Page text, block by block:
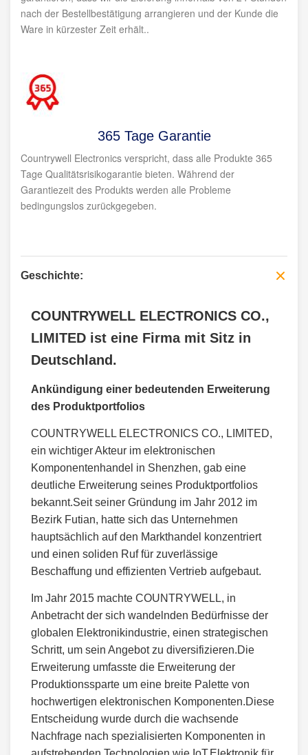
nach der Bestellbestätigung arrangieren und der Kunde die
Ware in kürzester Zeit erhält..
365 Tage Garantie
Countrywell Electronics verspricht, dass alle Produkte 365
Tage Qualitätsrisikogarantie bieten. Während der
Garantiezeit des Produkts werden alle Probleme
bedingungslos zurückgegeben.
Geschichte:
COUNTRYWELL ELECTRONICS CO.,
LIMITED ist eine Firma mit Sitz in
Deutschland.
Ankündigung einer bedeutenden Erweiterung
des Produktportfolios
COUNTRYWELL ELECTRONICS CO., LIMITED,
ein wichtiger Akteur im elektronischen
Komponentenhandel in Shenzhen, gab eine
deutliche Erweiterung seines Produktportfolios
bekannt.Seit seiner Gründung im Jahr 2012 im
Bezirk Futian, hatte sich das Unternehmen
hauptsächlich auf den Markthandel konzentriert
und einen soliden Ruf für zuverlässige
Beschaffung und effizienten Vertrieb aufgebaut.
Im Jahr 2015 machte COUNTRYWELL, in
Anbetracht der sich wandelnden Bedürfnisse der
globalen Elektronikindustrie, einen strategischen
Schritt, um sein Angebot zu diversifizieren.Die
Erweiterung umfasste die Erweiterung der
Produktionssparte um eine breite Palette von
hochwertigen elektronischen Komponenten.Diese
Entscheidung wurde durch die wachsende
Nachfrage nach spezialisierten Komponenten in